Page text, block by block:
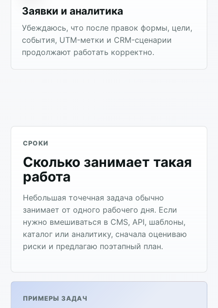
Заявки и аналитика
Убеждаюсь, что после правок формы, цели,
события, UTM-метки и CRM-сценарии
продолжают работать корректно.
СРОКИ
Сколько занимает такая
работа
Небольшая точечная задача обычно
занимает от одного рабочего дня. Если
нужно вмешиваться в CMS, API, шаблоны,
каталог или аналитику, сначала оцениваю
риски и предлагаю поэтапный план.
ПРИМЕРЫ ЗАДАЧ